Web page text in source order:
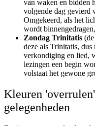
van waken en bidden
volgende dag gevierd
Omgekeerd, als het
wordt
Zondag Trinitatis
deze als Trinitatis,
verkondiging en lied,
lezingen een begin
volstaat het gewone
Kleuren
gelegenheden